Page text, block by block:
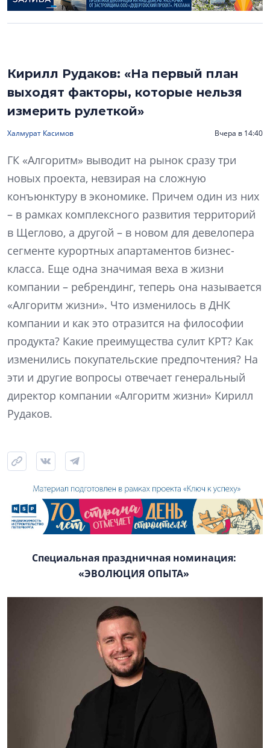
Кирилл Рудаков: «На первый план
выходят факторы, которые нельзя
измерить рулеткой»
Халмурат Касимов Вчера в 14:40
ГК «Алгоритм» выводит на рынок сразу три
новых проекта, невзирая на сложную
конъюнктуру в экономике. Причем один из них
– в рамках комплексного развития территорий
в Щеглово, а другой – в новом для девелопера
сегменте курортных апартаментов бизнес-
класса. Еще одна значимая веха в жизни
компании – ребрендинг, теперь она называется
«Алгоритм жизни». Что изменилось в ДНК
компании и как это отразится на философии
продукта? Какие преимущества сулит КРТ? Как
изменились покупательские предпочтения? На
эти и другие вопросы отвечает генеральный
директор компании «Алгоритм жизни» Кирилл
Рудаков.
Специальная праздничная номинация:
«ЭВОЛЮЦИЯ ОПЫТА»